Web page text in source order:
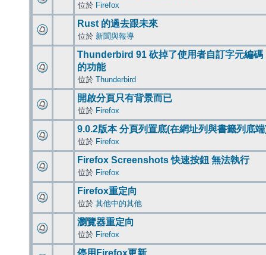
位於 Firefox
Rust 的過去跟未來
位於 新聞與報導
Thunderbird 91 砍掉了使用者自訂字元編碼
的功能
位於 Thunderbird
開啟分頁只有背景而已
位於 Firefox
9.0.2版本 分頁列置底(在網址列與書籤列底
位於 Firefox
Firefox Screenshots 快速按鈕 無法執行
位於 Firefox
Firefox重定向
位於 其他中的其他
瀏覽器重定向
位於 Firefox
停用Firefox更新